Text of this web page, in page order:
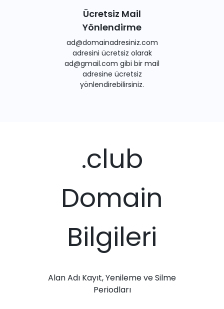
Ücretsiz Mail
Yönlendirme
ad@domainadresiniz.com
adresini ücretsiz olarak
ad@gmail.com gibi bir mail
adresine ücretsiz
yönlendirebilirsiniz.
.club
Domain
Bilgileri
Alan Adı Kayıt, Yenileme ve Silme
Periodları